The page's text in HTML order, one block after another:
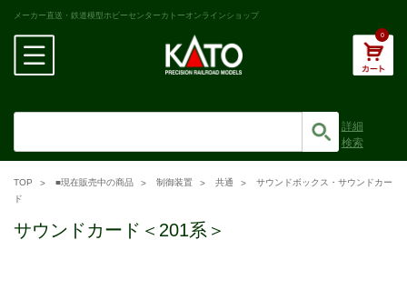
メーカー直送・鉄道模型ホビーセンターカトーオンラインショップ
0
詳細
検索
TOP ■現在販売中の商品 制御装置 共通
サウンドボックス・サウンドカー
ド
サウンドカード＜201系＞